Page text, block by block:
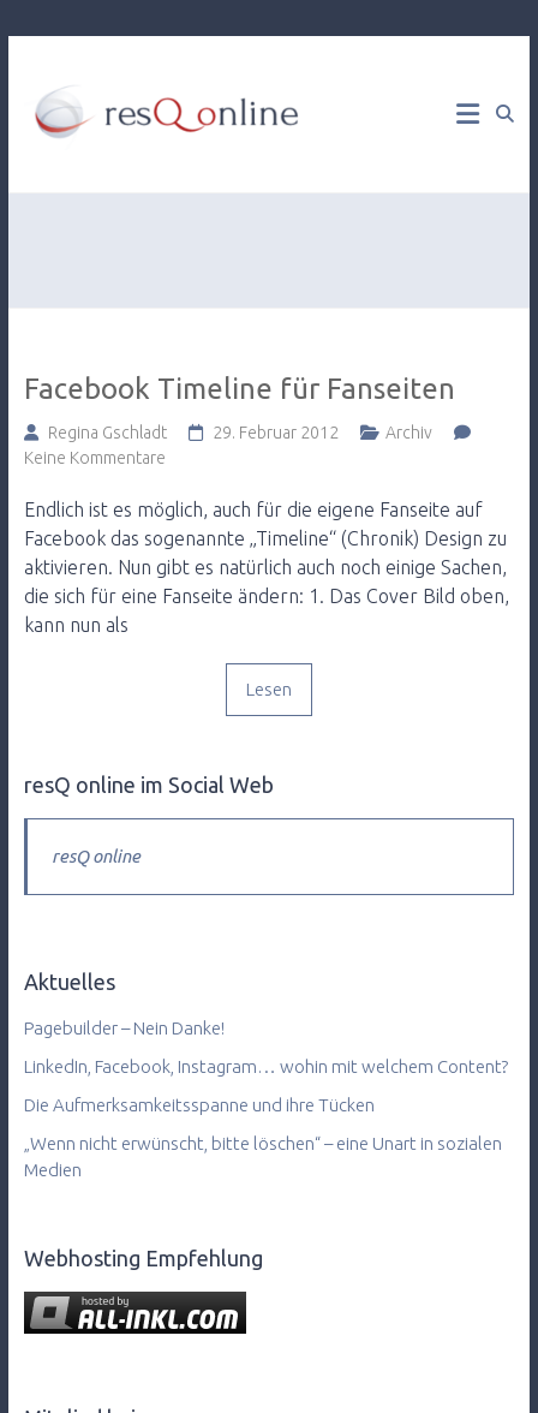
resQ
Development
& Online
Facebook Timeline für Fanseiten
Regina Gschladt 29. Februar 2012
Archiv
Keine Kommentare
Endlich ist es möglich, auch für die eigene Fanseite auf
Facebook das sogenannte „Timeline“ (Chronik) Design zu
aktivieren. Nun gibt es natürlich auch noch einige Sachen,
die sich für eine Fanseite ändern: 1. Das Cover Bild oben,
kann nun als
Lesen
resQ online im Social Web
resQ online
Aktuelles
Pagebuilder – Nein Danke!
LinkedIn, Facebook, Instagram… wohin mit welchem Content?
Die Aufmerksamkeitsspanne und ihre Tücken
„Wenn nicht erwünscht, bitte löschen“ – eine Unart in sozialen
Medien
Webhosting Empfehlung